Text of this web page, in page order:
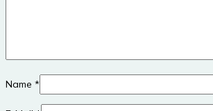
Name *